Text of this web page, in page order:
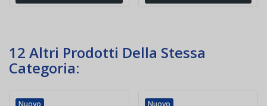
12 Altri Prodotti Della Stessa
Categoria:
Nuovo Nuovo